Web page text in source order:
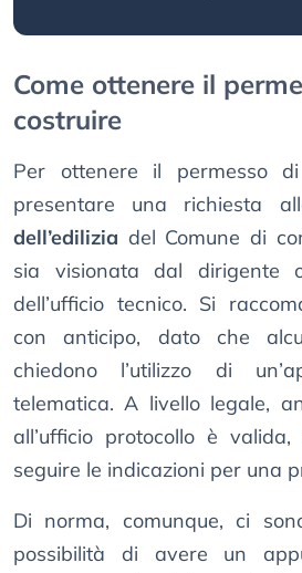
Come ottenere il
costruire
Per ottenere il permesso
presentare una richiesta
dell’edilizia del Comune di
sia visionata dal dirigente
dell’ufficio tecnico. Si
con anticipo, dato che
chiedono l’utilizzo di
telematica. A livello legale,
all’ufficio protocollo è
seguire le indicazioni per una
Di norma, comunque, ci
possibilità di avere un